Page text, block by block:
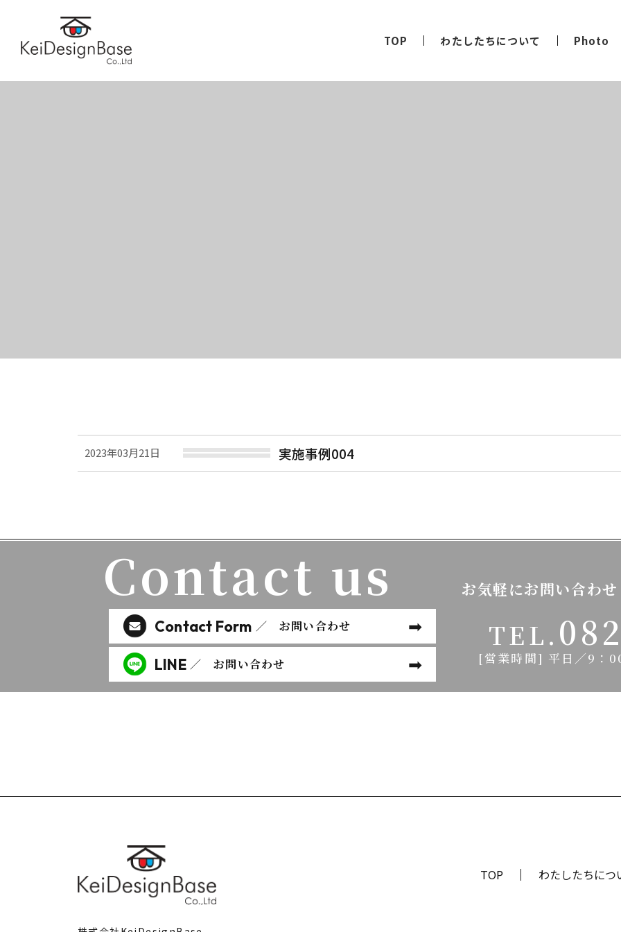
TOP わたしたちについて Photo
2023年03月21日 実施事例004
Contact us お気軽にお問い合わせ
Contact Form ／ お問い合わせ
LINE ／ お問い合わせ
TEL.
[営業時間] 平日／9：
TOP わたしたちにつ